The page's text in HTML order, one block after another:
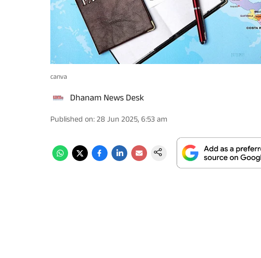
canva
Dhanam News Desk
Published on:28 Jun 2025, 6:53 am